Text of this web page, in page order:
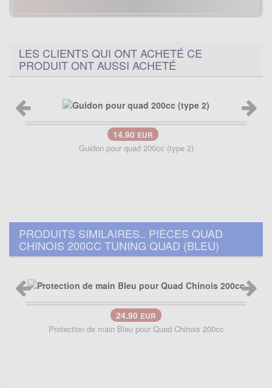
LES CLIENTS QUI ONT ACHETÉ CE
PRODUIT ONT AUSSI ACHETÉ
14.90 EUR
Guidon pour quad 200cc (type 2)
PRODUITS SIMILAIRES.. PIÈCES QUAD
CHINOIS 200CC TUNING QUAD (BLEU)
24.90 EUR
Protection de main Bleu pour Quad Chinois 200cc